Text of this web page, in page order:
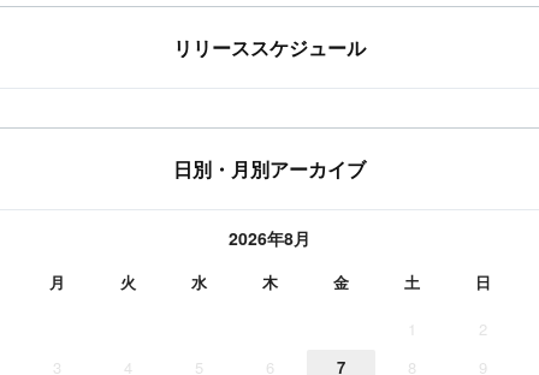
リリーススケジュール
日別・月別アーカイブ
2026年8月
月 火 水 木 金 土 日
1
2
3
4 5 6 7 8
9